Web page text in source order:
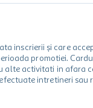
inscrierii și care
promotiei.
activitati in afara
intretineri